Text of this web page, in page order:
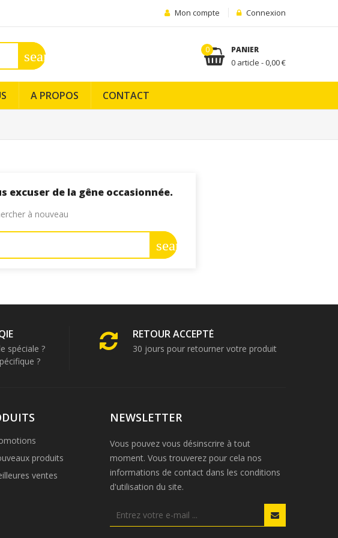
Connexion
Mon compte
PANIER
0 article - 0,00 €
0
search
A PROPOS CONTACT
excuser de la gêne occasionnée.
à nouveau
search
spéciale ?
?
RETOUR ACCEPTÉ
30 jours pour retourner votre produit
produits
ventes
NEWSLETTER
Vous pouvez vous désinscrire à tout
moment. Vous trouverez pour cela nos
informations de contact dans les conditions
d'utilisation du site.